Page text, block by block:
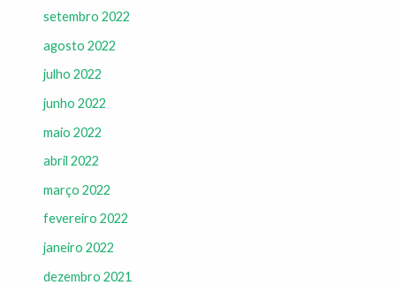
setembro 2022
agosto 2022
julho 2022
junho 2022
maio 2022
abril 2022
março 2022
fevereiro 2022
janeiro 2022
dezembro 2021